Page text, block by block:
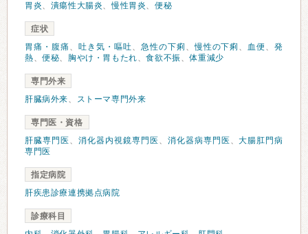
胃炎、 潰瘍性大腸炎、慢性胃炎、便秘
症状
胃痛・腹痛 、 吐き気・嘔吐、 急性の下痢 、慢性の下痢 、 血便、発
熱、便秘、 胸やけ・胃もたれ、食欲不振 、体重減少
専門外来
肝臓病外来、 ストーマ専門外来
専門医・資格
肝臓専門医 、 消化器内視鏡専門医 、 消化器病専門医 、大腸肛門病
専門医
指定病院
肝疾患診療連携拠点病院
診療科目